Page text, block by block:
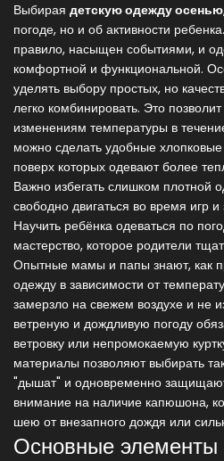
Выбирая детскую одежду осенью
погоде, но и об активности
правило, насыщен событиями, и
комфортной и функциональной.
уделять выбору простых, но
легко комбинировать. Это
изменениям температуры в
можно сделать удобные
поверх которых одевают более
Важно избегать слишком плотной
свободно двигаться во время игр
Научить ребёнка одеваться по
мастерство, которое родители
Опытные мамы и папы знают, как
одежду в зависимости от
замерзло на свежем воздухе и не
ветреную и дождливую погоду
ветровку или непромокаемую
материалы позволяют выбирать
"дышат" и одновременно защищают
внимание на наличие капюшона,
шею от внезапного дождя или
Основные элементы